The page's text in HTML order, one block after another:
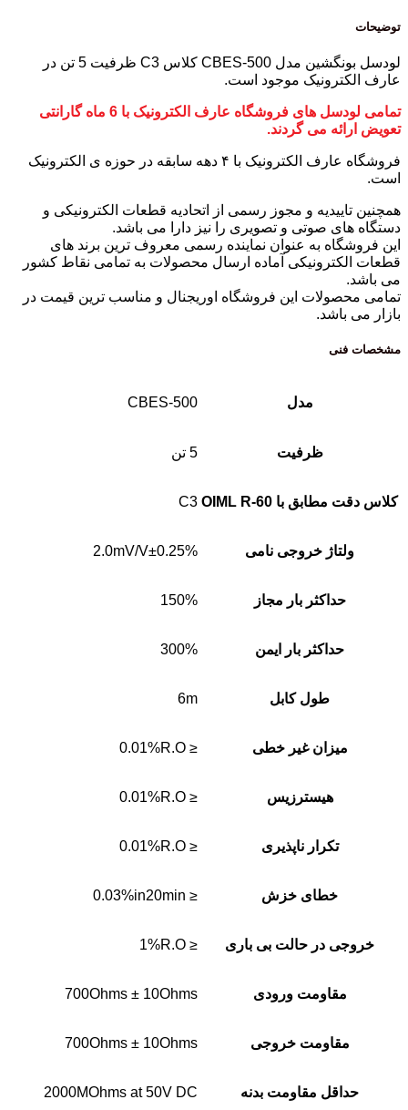
توضیحات
لودسل بونگشین مدل CBES-500 کلاس C3 ظرفیت 5 تن در
عارف الکترونیک موجود است.
تمامی لودسل های فروشگاه عارف الکترونیک با 6 ماه گارانتی
تعویض ارائه می گردند.
فروشگاه عارف الکترونیک با ۴ دهه سابقه در حوزه ی الکترونیک
است.
همچنین تاییدیه و مجوز رسمی از اتحادیه قطعات الکترونیکی و
دستگاه های صوتی و تصویری را نیز دارا می باشد.
این فروشگاه به عنوان نماینده رسمی معروف ترین برند های
قطعات الکترونیکی آماده ارسال محصولات به تمامی نقاط کشور
می باشد.
تمامی محصولات این فروشگاه اوریجنال و مناسب ترین قیمت در
بازار می باشد.
مشخصات فنی
مدل CBES-500
ظرفیت 5 تن
کلاس دقت مطابق با OIML R-60 C3
ولتاژ خروجی نامی 2.0mV/V±0.25%
حداکثر بار مجاز 150%
حداکثر بار ایمن 300%
طول کابل 6m
میزان غیر خطی ≤ 0.01%R.O
هیسترزیس ≤ 0.01%R.O
تکرار ناپذیری ≤ 0.01%R.O
خطای خزش ≤ 0.03%in20min
خروجی در حالت بی باری ≤ 1%R.O
مقاومت ورودی 700Ohms ± 10Ohms
مقاومت خروجی 700Ohms ± 10Ohms
حداقل مقاومت بدنه 2000MOhms at 50V DC